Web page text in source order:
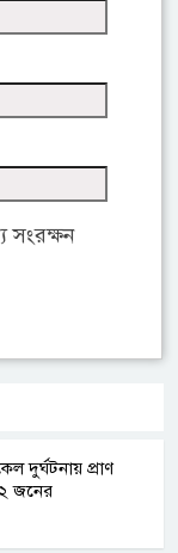
সংরক্ষন
দুর্ঘটনায় প্রাণ
জনের